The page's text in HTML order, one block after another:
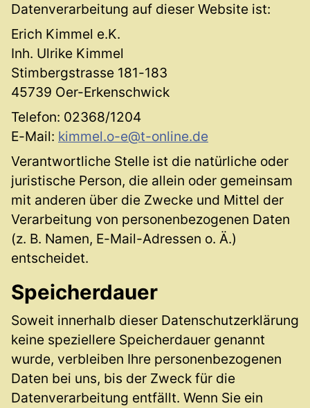
Datenverarbeitung auf dieser Website ist:
Erich Kimmel e.K.
Inh. Ulrike Kimmel
Stimbergstrasse 181-183
45739 Oer-Erkenschwick
Telefon: 02368/1204
E-Mail: kimmel.o-e@t-online.de
Verantwortliche Stelle ist die natürliche oder
juristische Person, die allein oder gemeinsam
mit anderen über die Zwecke und Mittel der
Verarbeitung von personenbezogenen Daten
(z. B. Namen, E-Mail-Adressen o. Ä.)
entscheidet.
Speicherdauer
Soweit innerhalb dieser Datenschutzerklärung
keine speziellere Speicherdauer genannt
wurde, verbleiben Ihre personenbezogenen
Daten bei uns, bis der Zweck für die
Datenverarbeitung entfällt. Wenn Sie ein